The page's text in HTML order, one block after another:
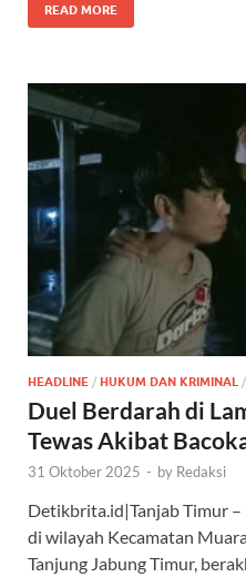
READ MORE
HEADLINE / HUKUM DAN KRIMINAL /
Duel Berdarah di
Tewas Akibat
31 Oktober 2025 - by Redaksi
Detikbrita.id|Tanjab Timur
di wilayah Kecamatan
Tanjung Jabung Timur,